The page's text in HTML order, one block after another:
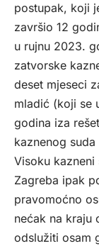
postupak, koji
završio 12
u rujnu 2023.
zatvorske
deset mjeseci
mladić (koji se
godina iza
kaznenog
Visoku
Zagreba ipak
pravomoćno
nećak na kraju
odslužiti osam